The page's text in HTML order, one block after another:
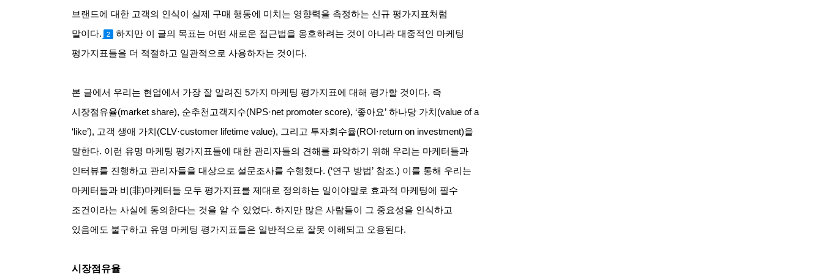
브랜드에 대한 고객의 인식이 실제 구매 행동에 미치는 영향력을 측정하는 신규 평가지표처럼
말이다. 2
하지만 이 글의 목표는 어떤 새로운 접근법을 옹호하려는 것이 아니라 대중적인 마케팅
평가지표들을 더 적절하고 일관적으로 사용하자는 것이다.
본 글에서 우리는 현업에서 가장 잘 알려진 5가지 마케팅 평가지표에 대해 평가할 것이다. 즉
시장점유율(market share), 순추천고객지수(NPS·net promoter score), ‘좋아요’ 하나당 가치(value of a
‘like’), 고객 생애 가치(CLV·customer lifetime value), 그리고 투자회수율(ROI·return on investment)을
말한다. 이런 유명 마케팅 평가지표들에 대한 관리자들의 견해를 파악하기 위해 우리는 마케터들과
인터뷰를 진행하고 관리자들을 대상으로 설문조사를 수행했다. (‘연구 방법’ 참조.) 이를 통해 우리는
마케터들과 비(非)마케터들 모두 평가지표를 제대로 정의하는 일이야말로 효과적 마케팅에 필수
조건이라는 사실에 동의한다는 것을 알 수 있었다. 하지만 많은 사람들이 그 중요성을 인식하고
있음에도 불구하고 유명 마케팅 평가지표들은 일반적으로 잘못 이해되고 오용된다.
시장점유율